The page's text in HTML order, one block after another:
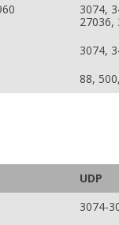
3074,
27036,
3074,
88,
UDP
3074-